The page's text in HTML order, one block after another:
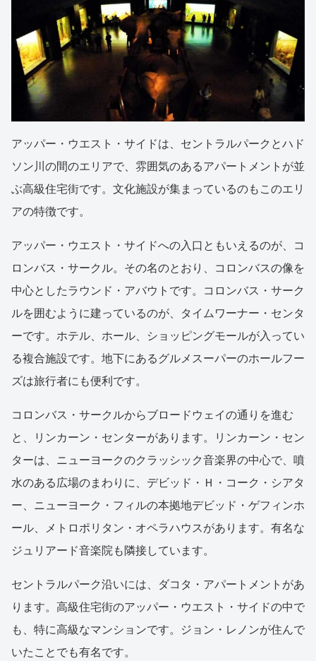
アッパー・ウエスト・サイドは、セントラルパークとハド
ソン川の間のエリアで、雰囲気のあるアパートメントが並
ぶ高級住宅街です。文化施設が集まっているのもこのエリ
アの特徴です。
アッパー・ウエスト・サイドへの入口ともいえるのが、コ
ロンバス・サークル。その名のとおり、コロンバスの像を
中心としたラウンド・アバウトです。コロンバス・サーク
ルを囲むように建っているのが、タイムワーナー・センタ
ーです。ホテル、ホール、ショッピングモールが入ってい
る複合施設です。地下にあるグルメスーパーのホールフー
ズは旅行者にも便利です。
コロンバス・サークルからブロードウェイの通りを進む
と、リンカーン・センターがあります。リンカーン・セン
ターは、ニューヨークのクラッシック音楽界の中心で、噴
水のある広場のまわりに、デビッド・Ｈ・コーク・シアタ
ー、ニューヨーク・フィルの本拠地デビッド・ゲフィンホ
ール、メトロポリタン・オペラハウスがあります。有名な
ジュリアード音楽院も隣接しています。
セントラルパーク沿いには、ダコタ・アパートメントがあ
ります。高級住宅街のアッパー・ウエスト・サイドの中で
も、特に高級なマンションです。ジョン・レノンが住んで
いたことでも有名です。